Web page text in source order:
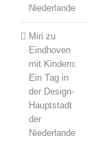
Niederlande
Miri zu
Eindhoven
mit Kindern:
Ein Tag in
der Design-
Hauptstadt
der
Niederlande